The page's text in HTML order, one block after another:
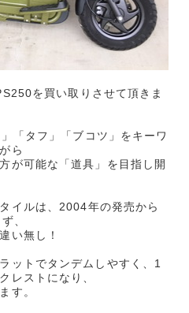
を買い取りさせて頂きま
「タフ」「ブコツ」をキーワ
ら
が可能な「道具」を目指し開
イルは、2004年の発売から
、
い無し！
ットでタンデムしやすく、1
レストになり、
す。